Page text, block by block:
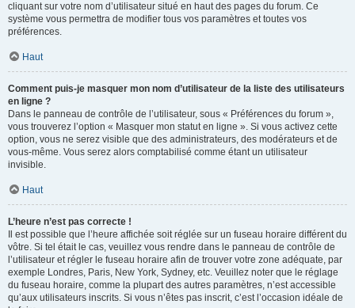
cliquant sur votre nom d’utilisateur situé en haut des pages du forum. Ce
système vous permettra de modifier tous vos paramètres et toutes vos
préférences.
Haut
Comment puis-je masquer mon nom d’utilisateur de la liste des utilisateurs
en ligne ?
Dans le panneau de contrôle de l’utilisateur, sous « Préférences du forum »,
vous trouverez l’option « Masquer mon statut en ligne ». Si vous activez cette
option, vous ne serez visible que des administrateurs, des modérateurs et de
vous-même. Vous serez alors comptabilisé comme étant un utilisateur
invisible.
Haut
L’heure n’est pas correcte !
Il est possible que l’heure affichée soit réglée sur un fuseau horaire différent du
vôtre. Si tel était le cas, veuillez vous rendre dans le panneau de contrôle de
l’utilisateur et régler le fuseau horaire afin de trouver votre zone adéquate, par
exemple Londres, Paris, New York, Sydney, etc. Veuillez noter que le réglage
du fuseau horaire, comme la plupart des autres paramètres, n’est accessible
qu’aux utilisateurs inscrits. Si vous n’êtes pas inscrit, c’est l’occasion idéale de